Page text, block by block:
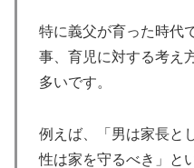
特に義父が育った時代
事、育児に対する考え
多いです。
例えば、「男は家長と
性は家を守るべき」と